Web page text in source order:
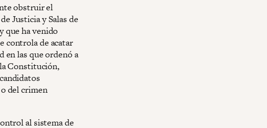
obstruir el
Justicia y Salas de
que ha venido
controla de acatar
en las que ordenó a
Constitución,
del crimen
al sistema de